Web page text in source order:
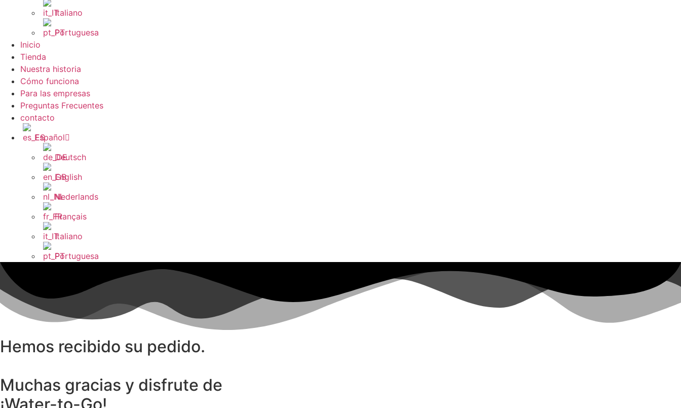
Italiano
Portuguesa
Inicio
Tienda
Nuestra historia
Cómo funciona
Para las empresas
Preguntas Frecuentes
contacto
Español
Deutsch
English
Nederlands
Français
Italiano
Portuguesa
Hemos recibido su pedido.
Muchas gracias y disfrute de